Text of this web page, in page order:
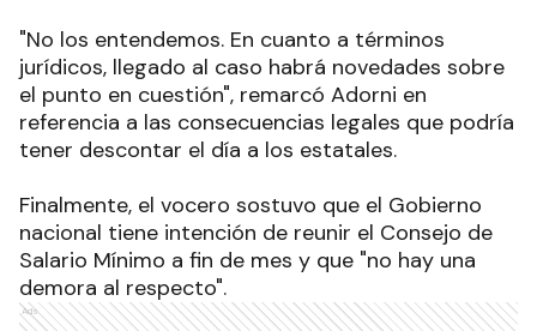
"No los entendemos. En cuanto a términos
jurídicos, llegado al caso habrá novedades sobre
el punto en cuestión", remarcó Adorni en
referencia a las consecuencias legales que podría
tener descontar el día a los estatales.
Finalmente, el vocero sostuvo que el Gobierno
nacional tiene intención de reunir el Consejo de
Salario Mínimo a fin de mes y que "no hay una
demora al respecto".
Ads